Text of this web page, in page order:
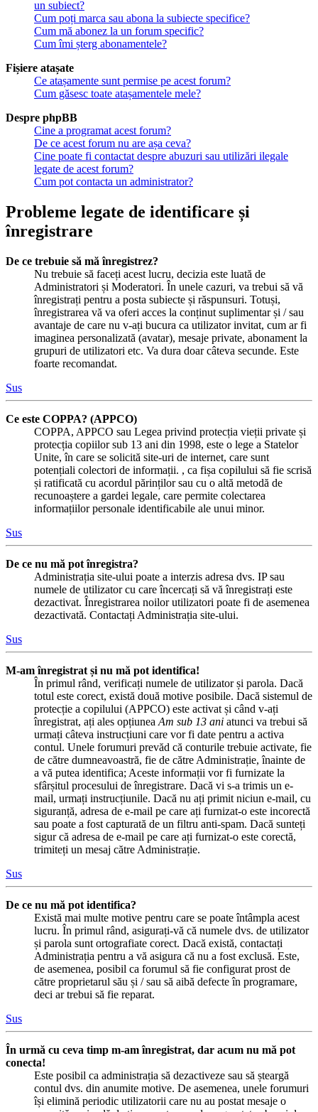
un subiect?
Cum poți marca sau abona la subiecte specifice?
Cum mă abonez la un forum specific?
Cum îmi șterg abonamentele?
Fișiere atașate
Ce atașamente sunt permise pe acest forum?
Cum găsesc toate atașamentele mele?
Despre phpBB
Cine a programat acest forum?
De ce acest forum nu are așa ceva?
Cine poate fi contactat despre abuzuri sau utilizări ilegale
legate de acest forum?
Cum pot contacta un administrator?
Probleme legate de identificare și
înregistrare
De ce trebuie să mă înregistrez?
Nu trebuie să faceți acest lucru, decizia este luată de
Administratori și Moderatori. În unele cazuri, va trebui să vă
înregistrați pentru a posta subiecte și răspunsuri. Totuși,
înregistrarea vă va oferi acces la conținut suplimentar și / sau
avantaje de care nu v-ați bucura ca utilizator invitat, cum ar fi
imaginea personalizată (avatar), mesaje private, abonament la
grupuri de utilizatori etc. Va dura doar câteva secunde. Este
foarte recomandat.
Sus
Ce este COPPA? (APPCO)
COPPA, APPCO sau Legea privind protecția vieții private și
protecția copiilor sub 13 ani din 1998, este o lege a Statelor
Unite, în care se solicită site-uri de internet, care sunt
potențiali colectori de informații. , ca fișa copilului să fie scrisă
și ratificată cu acordul părinților sau cu o altă metodă de
recunoaștere a gardei legale, care permite colectarea
informațiilor personale identificabile ale unui minor.
Sus
De ce nu mă pot înregistra?
Administrația site-ului poate a interzis adresa dvs. IP sau
numele de utilizator cu care încercați să vă înregistrați este
dezactivat. Înregistrarea noilor utilizatori poate fi de asemenea
dezactivată. Contactați Administrația site-ului.
Sus
M-am înregistrat și nu mă pot identifica!
În primul rând, verificați numele de utilizator și parola. Dacă
totul este corect, există două motive posibile. Dacă sistemul de
protecție a copilului (APPCO) este activat și când v-ați
înregistrat, ați ales opțiunea Am sub 13 ani atunci va trebui să
urmați câteva instrucțiuni care vor fi date pentru a activa
contul. Unele forumuri prevăd că conturile trebuie activate, fie
de către dumneavoastră, fie de către Administrație, înainte de
a vă putea identifica; Aceste informații vor fi furnizate la
sfârșitul procesului de înregistrare. Dacă vi s-a trimis un e-
mail, urmați instrucțiunile. Dacă nu ați primit niciun e-mail, cu
siguranță, adresa de e-mail pe care ați furnizat-o este incorectă
sau poate a fost capturată de un filtru anti-spam. Dacă sunteți
sigur că adresa de e-mail pe care ați furnizat-o este corectă,
trimiteți un mesaj către Administrație.
Sus
De ce nu mă pot identifica?
Există mai multe motive pentru care se poate întâmpla acest
lucru. În primul rând, asigurați-vă că numele dvs. de utilizator
și parola sunt ortografiate corect. Dacă există, contactați
Administrația pentru a vă asigura că nu a fost exclusă. Este,
de asemenea, posibil ca forumul să fie configurat prost de
către proprietarul său și / sau să aibă defecte în programare,
deci ar trebui să fie reparat.
Sus
În urmă cu ceva timp m-am înregistrat, dar acum nu mă pot
conecta!
Este posibil ca administrația să dezactiveze sau să șteargă
contul dvs. din anumite motive. De asemenea, unele forumuri
își elimină periodic utilizatorii care nu au postat mesaje o